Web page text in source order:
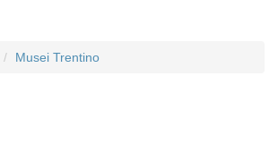
Musei Trentino